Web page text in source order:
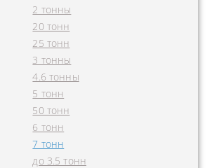
2 тонны
20 тонн
25 тонн
3 тонны
4.6 тонны
5 тонн
50 тонн
6 тонн
7 тонн
до 3.5 тонн